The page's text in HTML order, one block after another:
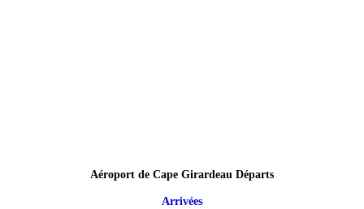
Aéroport de Cape Girardeau Départs
Arrivées